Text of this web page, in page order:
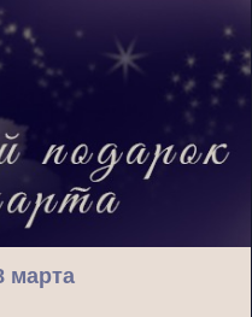
марта